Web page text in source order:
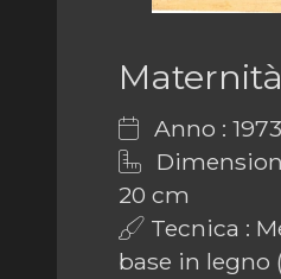
Maternità
Anno : 1973
20 cm
Tecnica :
base in legno